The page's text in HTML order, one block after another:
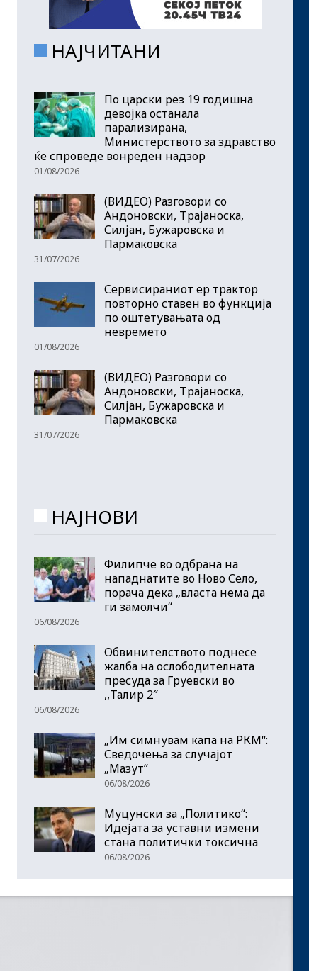
НАЈЧИТАНИ
По царски рез 19 годишна
девојка останала
парализирана,
Министерството за здравство
ќе спроведе вонреден надзор
01/08/2026
(ВИДЕО) Разговори со
Андоновски, Трајаноска,
Силјан, Бужаровска и
Пармаковска
31/07/2026
Сервисираниот ер трактор
повторно ставен во функција
по оштетувањата од
невремето
01/08/2026
(ВИДЕО) Разговори со
Андоновски, Трајаноска,
Силјан, Бужаровска и
Пармаковска
31/07/2026
НАЈНОВИ
Филипче во одбрана на
нападнатите во Ново Село,
порача дека „власта нема да
ги замолчи“
06/08/2026
Обвинителството поднесе
жалба на ослободителната
пресуда за Груевски во
,,Талир 2″
06/08/2026
„Им симнувам капа на РКМ“:
Сведочења за случајот
„Мазут“
06/08/2026
Муцунски за „Политико“:
Идејата за уставни измени
стана политички токсична
06/08/2026